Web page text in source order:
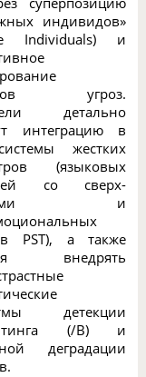
индивидов»
Individuals) и
угроз.
детально
интеграцию в
жестких
(языковых
со сверх-
и
PST), а также
внедрять
детекции
(/B) и
деградации